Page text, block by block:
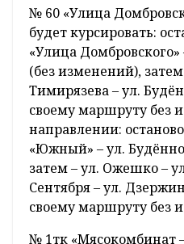
№ 60 «Улица
будет курсировать:
«Улица
(без изменений),
Тимирязева – ул.
своему маршруту без
направлении:
«Южный» – ул.
затем – ул. Ожешко –
Сентября – ул.
своему маршруту без
№ 1тк